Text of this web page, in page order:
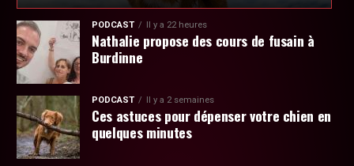
PODCAST Il y a 22 heures
Nathalie propose des cours de fusain à
Burdinne
PODCAST Il y a 2 semaines
Ces astuces pour dépenser votre chien en
quelques minutes